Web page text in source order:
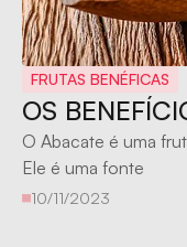
FRUTAS BENÉFICAS
OS
O Abacate é uma
Ele é uma fonte
10/11/2023